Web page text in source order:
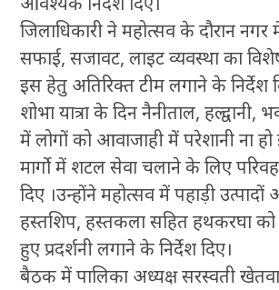
जिलाधिकारी ने महोत्सव के दौरान
सफाई, सजावट, लाइट व्यवस्था का
इस हेतु अतिरिक्त टीम लगाने के निर्देश
शोभा यात्रा के दिन नैनीताल, हल्द्वानी,
में लोगों को आवाजाही में परेशानी ना
मार्गो में शटल सेवा चलाने के लिए
दिए ।उन्होंने महोत्सव में पहाड़ी
हस्तशिप, हस्तकला सहित हथकरघा को
हुए प्रदर्शनी लगाने के निर्देश दिए।
बैठक में पालिका अध्यक्ष सरस्वती